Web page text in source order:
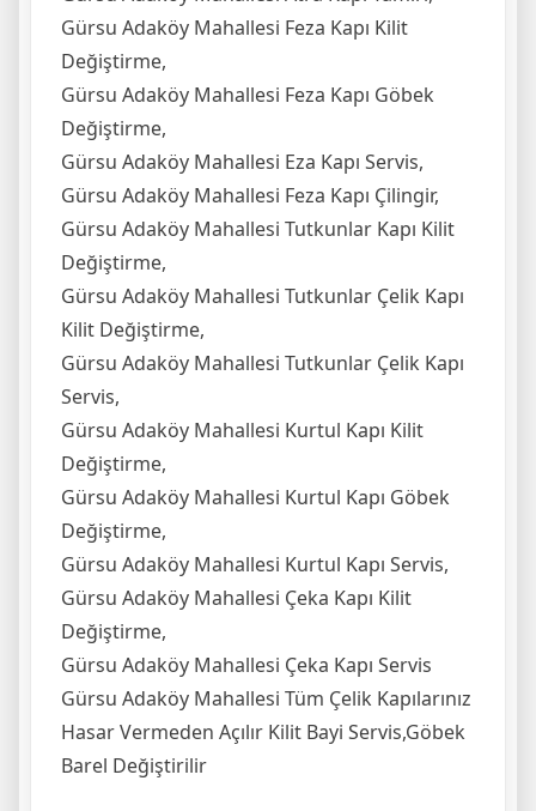
Gürsu Adaköy Mahallesi Feza Kapı Kilit
Değiştirme,
Gürsu Adaköy Mahallesi Feza Kapı Göbek
Değiştirme,
Gürsu Adaköy Mahallesi Eza Kapı Servis,
Gürsu Adaköy Mahallesi Feza Kapı Çilingir,
Gürsu Adaköy Mahallesi Tutkunlar Kapı Kilit
Değiştirme,
Gürsu Adaköy Mahallesi Tutkunlar Çelik Kapı
Kilit Değiştirme,
Gürsu Adaköy Mahallesi Tutkunlar Çelik Kapı
Servis,
Gürsu Adaköy Mahallesi Kurtul Kapı Kilit
Değiştirme,
Gürsu Adaköy Mahallesi Kurtul Kapı Göbek
Değiştirme,
Gürsu Adaköy Mahallesi Kurtul Kapı Servis,
Gürsu Adaköy Mahallesi Çeka Kapı Kilit
Değiştirme,
Gürsu Adaköy Mahallesi Çeka Kapı Servis
Gürsu Adaköy Mahallesi Tüm Çelik Kapılarınız
Hasar Vermeden Açılır Kilit Bayi Servis,Göbek
Barel Değiştirilir